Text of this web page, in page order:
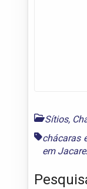
Sítios,
chácaras
em